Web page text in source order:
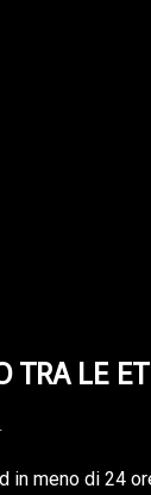
TRA LE
in meno di 24